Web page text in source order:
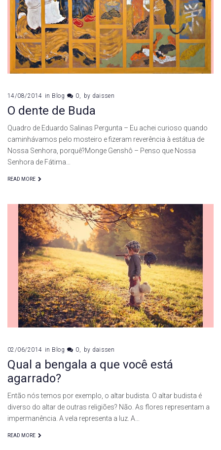
14/08/2014 in Blog 0 by daissen
O dente de Buda
Quadro de Eduardo Salinas Pergunta – Eu achei curioso quando
caminhávamos pelo mosteiro e fizeram reverência à estátua de
Nossa Senhora, porquê?Monge Genshô – Penso que Nossa
Senhora de Fátima…
READ MORE
02/06/2014 in Blog 0 by daissen
Qual a bengala a que você está
agarrado?
Então nós temos por exemplo, o altar budista. O altar budista é
diverso do altar de outras religiões? Não. As flores representam a
impermanência. A vela representa a luz. A…
READ MORE